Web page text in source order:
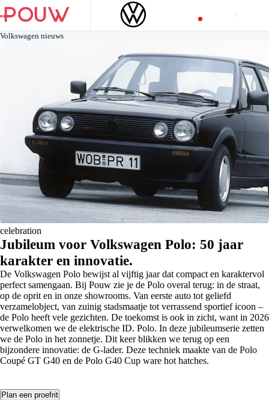
Volkswagen nieuws
celebration
Jubileum voor Volkswagen Polo: 50 jaar
karakter en innovatie.
De Volkswagen Polo bewijst al vijftig jaar dat compact en karaktervol
perfect samengaan. Bij Pouw zie je de Polo overal terug: in de straat,
op de oprit en in onze showrooms. Van eerste auto tot geliefd
verzamelobject, van zuinig stadsmaatje tot verrassend sportief icoon –
de Polo heeft vele gezichten. De toekomst is ook in zicht, want in 2026
verwelkomen we de elektrische ID. Polo. In deze jubileumserie zetten
we de Polo in het zonnetje. Dit keer blikken we terug op een
bijzondere innovatie: de G-lader. Deze techniek maakte van de Polo
Coupé GT G40 en de Polo G40 Cup ware hot hatches.
Plan een proefrit